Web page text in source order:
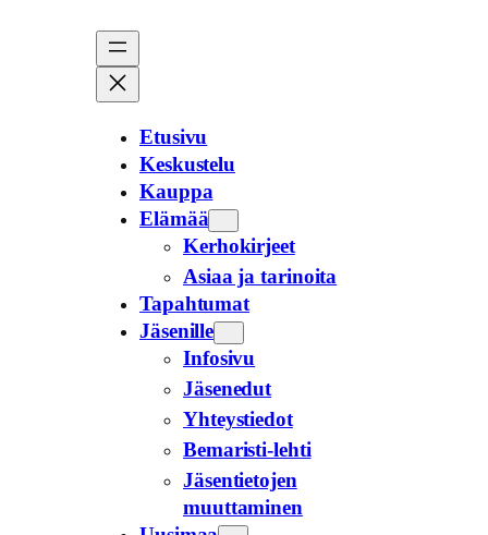
Etusivu
Keskustelu
Kauppa
Elämää
Kerhokirjeet
Asiaa ja tarinoita
Tapahtumat
Jäsenille
Infosivu
Jäsenedut
Yhteystiedot
Bemaristi-lehti
Jäsentietojen
muuttaminen